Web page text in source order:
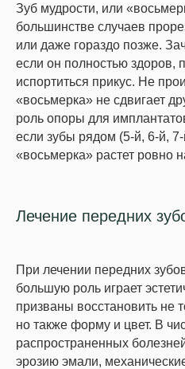
Зуб мудрости, или
большинстве случаев
или даже гораздо позже.
если он полностью здоров,
испортиться прикус. Не
«восьмерка» не сдвигает
роль опоры для
если зубы рядом (5-й, 6-й,
«восьмерка» растет ровно
Лечение передних
При лечении передних
большую роль играет
призваны восстановить не
но также форму и цвет. В
распространенных
эрозию эмали,